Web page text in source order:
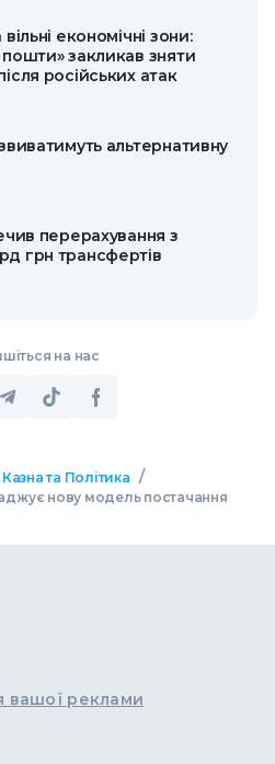
економічні зони:
пошти» закликав зняти
російських атак
альтернативну
перерахування з
грн трансфертів
на нас
Казна та Політика /
нову модель постачання
вашої реклами